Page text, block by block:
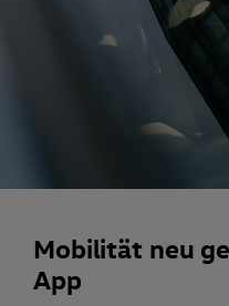
Mobilität neu
App